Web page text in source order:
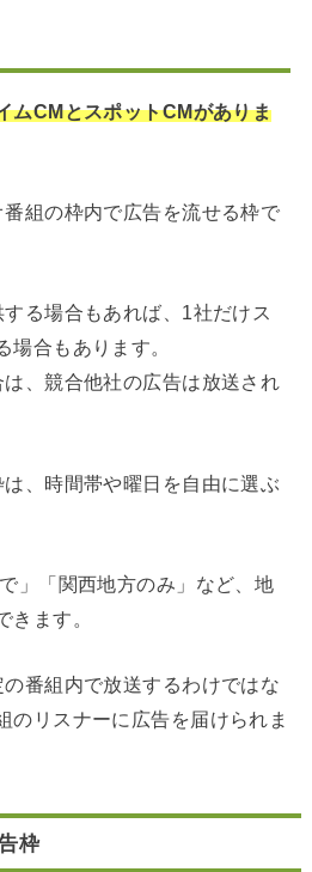
ムCMとスポットCMがありま
組の枠内で広告を流せる枠で
る場合もあれば、1社だけス
場合もあります。
、競合他社の広告は放送され
、時間帯や曜日を自由に選ぶ
」「関西地方のみ」など、地
きます。
番組内で放送するわけではな
のリスナーに広告を届けられま
枠